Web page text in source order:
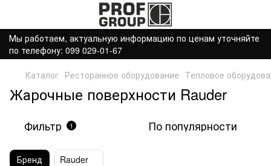
Мы работаем, актуальную информацию по ценам уточняйте
по телефону: 099 029-01-67
Каталог Ресторанное оборудование Тепловое
Жарочные поверхности Rauder
Фильтр 1 По популярности
Бренд Rauder